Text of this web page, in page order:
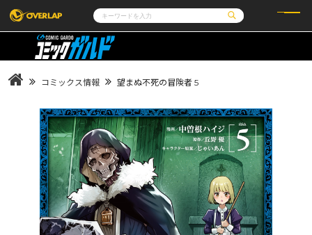
コミック
LiQulle
ライトノベル
ノベルスf
ロサージュノベルス
ポケットモンスター
アニメ
ゲーム
オーバーラップ広報室
企業
会社概要
採用情報
アクセス
オーバーラップホールディングス
お問い合わせはこちら
オーバーラップ文庫
オーバーラップノベルス
コミックス情報 望まぬ不死の冒険者 5